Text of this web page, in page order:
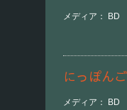
メディア：
にっぽん
メディア：